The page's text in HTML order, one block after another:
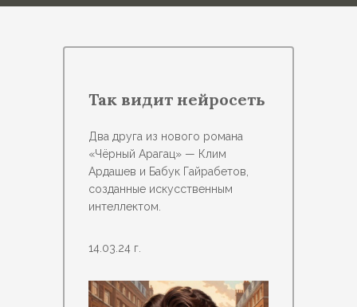
Так видит нейросеть
Два друга из нового романа
«Чёрный Арагац» — Клим
Ардашев и Бабук Гайрабетов,
созданные искусственным
интеллектом.
14.03.24 г.